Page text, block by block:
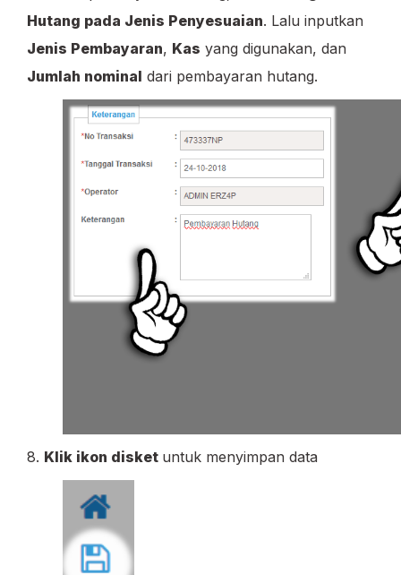
Hutang pada Jenis Penyesuaian. Lalu inputkan
Jenis Pembayaran, Kas yang digunakan, dan
Jumlah nominal dari pembayaran hutang.
8. Klik ikon disket untuk menyimpan data